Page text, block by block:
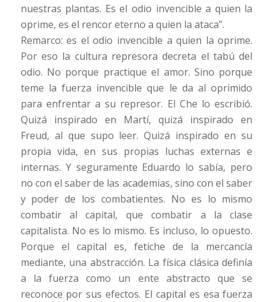
nuestras plantas. Es el odio invencible a quien la
oprime, es el rencor eterno a quien la ataca”.
Remarco: es el odio invencible a quien la oprime.
Por eso la cultura represora decreta el tabú del
odio. No porque practique el amor. Sino porque
teme la fuerza invencible que le da al oprimido
para enfrentar a su represor. El Che lo escribió.
Quizá inspirado en Martí, quizá inspirado en
Freud, al que supo leer. Quizá inspirado en su
propia vida, en sus propias luchas externas e
internas. Y seguramente Eduardo lo sabía, pero
no con el saber de las academias, sino con el saber
y poder de los combatientes. No es lo mismo
combatir al capital, que combatir a la clase
capitalista. No es lo mismo. Es incluso, lo opuesto.
Porque el capital es, fetiche de la mercancía
mediante, una abstracción. La física clásica definía
a la fuerza como un ente abstracto que se
reconoce por sus efectos. El capital es esa fuerza